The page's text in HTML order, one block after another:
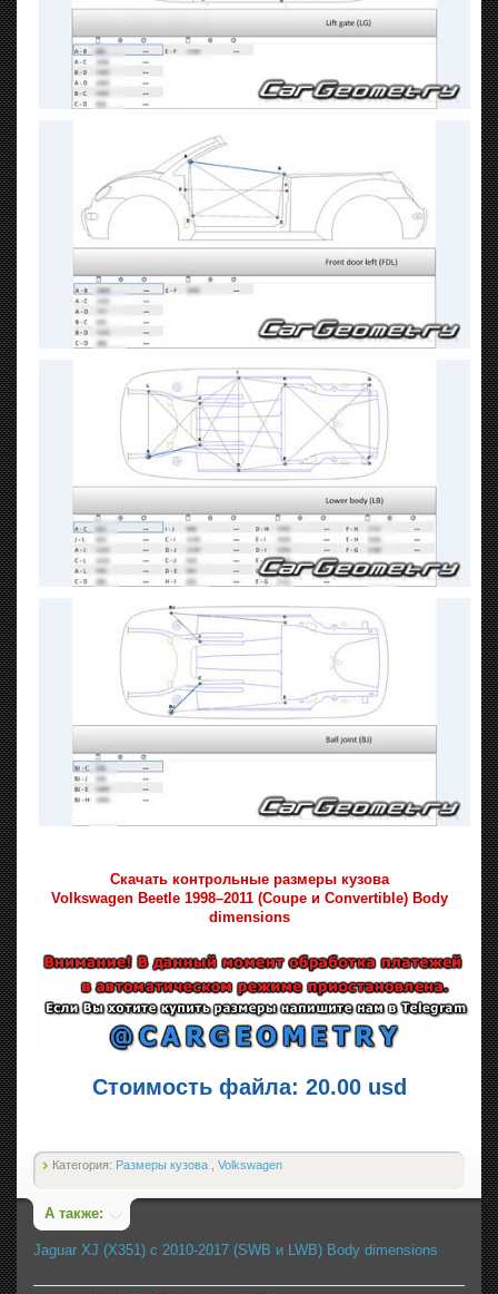
Скачать контрольные размеры кузова
Volkswagen Beetle 1998–2011 (Coupe и Convertible) Body
dimensions
Стоимость файла: 20.00 usd
Категория: Размеры кузова Volkswagen
А также:
Jaguar XJ (X351) с 2010-2017 (SWB и LWB) Body dimensions